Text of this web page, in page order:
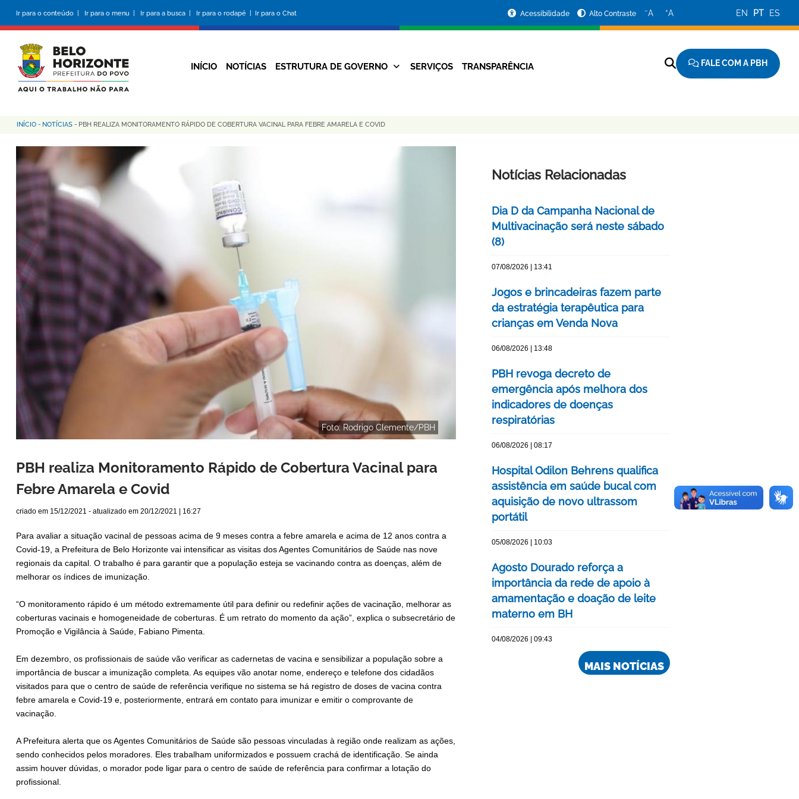
conteúdo
principal
Ir para o conteúdo | Ir para o menu | Ir para a busca | Ir para o rodapé | Ir para o Chat
da
Prefeitura
Acessibilidade Alto Contraste −A +A EN PT ES
Navegação
INÍCIO NOTÍCIAS ESTRUTURA DE GOVERNO SERVIÇOS TRANSPARÊNCIA FALE COM A PBH
Trilha
de
navegação
INÍCIO - NOTÍCIAS - PBH REALIZA MONITORAMENTO RÁPIDO DE COBERTURA VACINAL PARA FEBRE AMARELA E COVID
Foto: Rodrigo Clemente/PBH
PBH realiza Monitoramento Rápido de Cobertura Vacinal para
Febre Amarela e Covid
criado em 15/12/2021 - atualizado em 20/12/2021 | 16:27
Para avaliar a situação vacinal de pessoas acima de 9 meses contra a febre amarela e acima de 12 anos contra a
Covid-19, a Prefeitura de Belo Horizonte vai intensificar as visitas dos Agentes Comunitários de Saúde nas nove
regionais da capital. O trabalho é para garantir que a população esteja se vacinando contra as doenças, além de
melhorar os índices de imunização.
“O monitoramento rápido é um método extremamente útil para definir ou redefinir ações de vacinação, melhorar as
coberturas vacinais e homogeneidade de coberturas. É um retrato do momento da ação”, explica o subsecretário de
Promoção e Vigilância à Saúde, Fabiano Pimenta.
Em dezembro, os profissionais de saúde vão verificar as cadernetas de vacina e sensibilizar a população sobre a
importância de buscar a imunização completa. As equipes vão anotar nome, endereço e telefone dos cidadãos
visitados para que o centro de saúde de referência verifique no sistema se há registro de doses de vacina contra
febre amarela e Covid-19 e, posteriormente, entrará em contato para imunizar e emitir o comprovante de
vacinação.
A Prefeitura alerta que os Agentes Comunitários de Saúde são pessoas vinculadas à região onde realizam as ações,
sendo conhecidos pelos moradores. Eles trabalham uniformizados e possuem crachá de identificação. Se ainda
assim houver dúvidas, o morador pode ligar para o centro de saúde de referência para confirmar a lotação do
profissional.
Notícias Relacionadas
Dia D da Campanha Nacional de
Multivacinação será neste sábado
(8)
07/08/2026 | 13:41
Jogos e brincadeiras fazem parte
da estratégia terapêutica para
crianças em Venda Nova
06/08/2026 | 13:48
PBH revoga decreto de
emergência após melhora dos
indicadores de doenças
respiratórias
06/08/2026 | 08:17
Hospital Odilon Behrens qualifica
assistência em saúde bucal com
aquisição de novo ultrassom
portátil
05/08/2026 | 10:03
Agosto Dourado reforça a
importância da rede de apoio à
amamentação e doação de leite
materno em BH
04/08/2026 | 09:43
MAIS NOTÍCIAS